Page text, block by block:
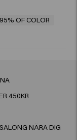
OF COLOR
450KR
NÄRA DIG